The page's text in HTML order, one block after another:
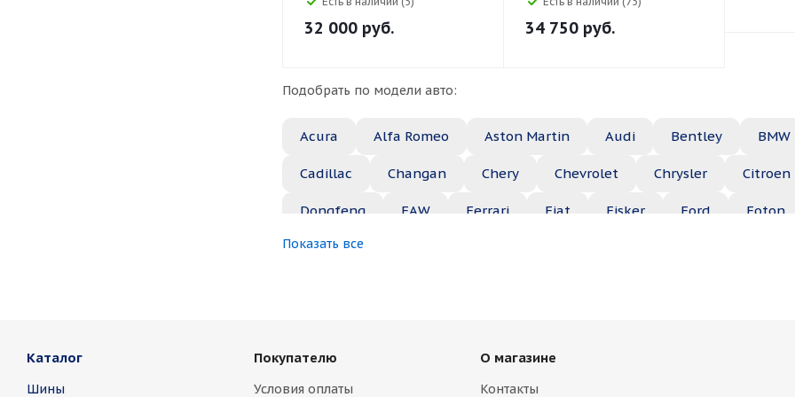
32 000 руб. 34 750 руб.
Подобрать по модели авто:
Acura Alfa Romeo Aston Martin Audi Bentley BMW
Cadillac Changan Chery Chevrolet Chrysler Citroen
Dongfeng FAW Ferrari Fiat Fisker Ford Foton
Great Wall
Nissan Opel Peugeot
Показать все
Каталог
Шины
Покупателю
Условия оплаты
О магазине
Контакты